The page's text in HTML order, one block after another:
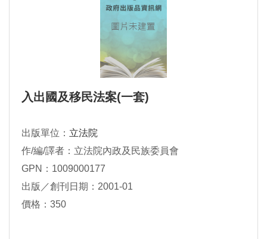
入出國及移民法案(一套)
出版單位： 立法院
作/編/譯者：立法院內政及民族委員會
GPN：1009000177
出版／創刊日期：2001-01
價格：350